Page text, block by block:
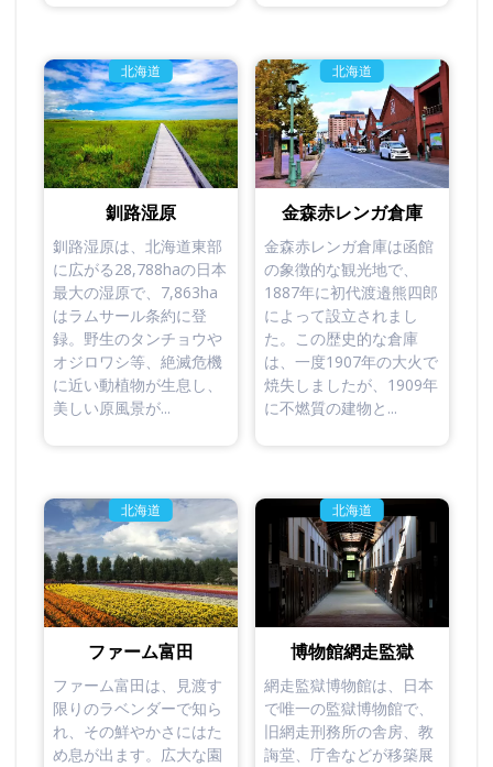
北海道
釧路湿原
釧路湿原は、北海道東部
に広がる28,788haの日本
最大の湿原で、7,863ha
はラムサール条約に登
録。野生のタンチョウや
オジロワシ等、絶滅危機
に近い動植物が生息し、
美しい原風景が...
北海道
金森赤レンガ倉庫
金森赤レンガ倉庫は函館
の象徴的な観光地で、
1887年に初代渡邉熊四郎
によって設立されまし
た。この歴史的な倉庫
は、一度1907年の大火で
焼失しましたが、1909年
に不燃質の建物と...
北海道
ファーム富田
ファーム富田は、見渡す
限りのラベンダーで知ら
れ、その鮮やかさにはた
め息が出ます。広大な園
北海道
博物館網走監獄
網走監獄博物館は、日本
で唯一の監獄博物館で、
旧網走刑務所の舎房、教
誨堂、庁舎などが移築展